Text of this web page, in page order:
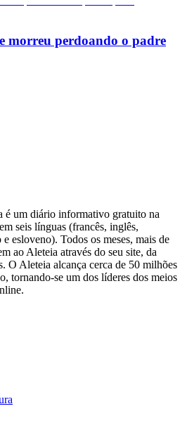
morreu perdoando o padre
é um diário informativo gratuito na
seis línguas (francês, inglês,
esloveno). Todos os meses, mais de
ao Aleteia através do seu site, da
O Aleteia alcança cerca de 50 milhões
tornando-se um dos líderes dos meios